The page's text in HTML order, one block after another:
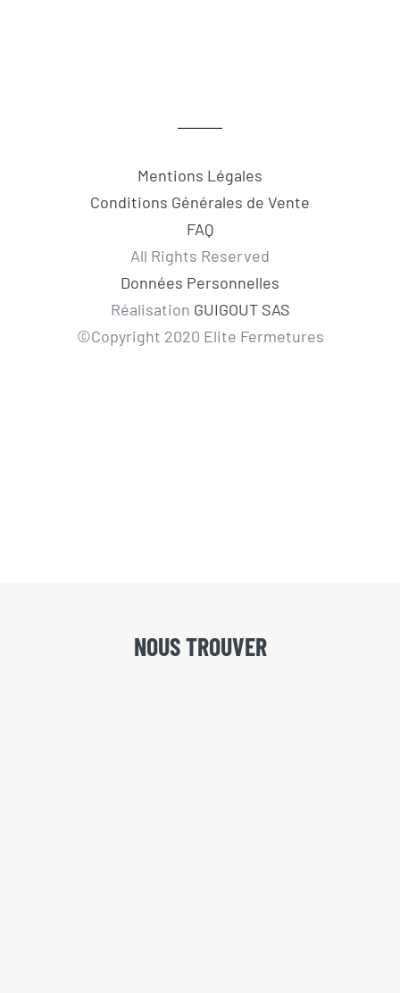
Mentions Légales
Conditions Générales de Vente
FAQ
All Rights Reserved
Données Personnelles
Réalisation GUIGOUT SAS
©Copyright 2020 Elite Fermetures
NOUS TROUVER